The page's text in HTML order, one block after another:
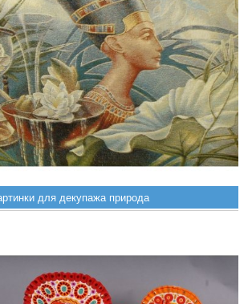
для декупажа природа